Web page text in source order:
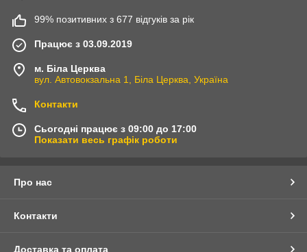
99% позитивних з 677 відгуків за рік
Працює з 03.09.2019
м. Біла Церква
вул. Автовокзальна 1, Біла Церква, Україна
Контакти
Сьогодні працює з 09:00 до 17:00
Показати весь графік роботи
Про нас
Контакти
Доставка та оплата